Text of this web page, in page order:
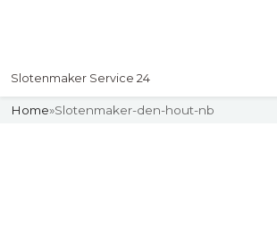
Slotenmaker Service 24
Home»Slotenmaker-den-hout-nb